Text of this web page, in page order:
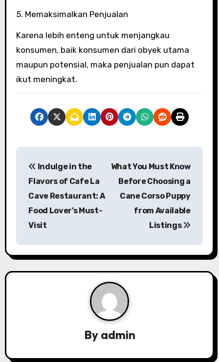
5. Memaksimalkan Penjualan
Karena lebih enteng untuk menjangkau
konsumen, baik konsumen dari obyek utama
maupun potensial, maka penjualan pun dapat
ikut meningkat.
P
a
v
t
Indulge in the
Flavors of Cafe La
Cave Restaurant: A
Food Lover’s Must-
Visit
What You Must Know
Before Choosing a
Cane Corso Puppy
from Available
Listings
By admin